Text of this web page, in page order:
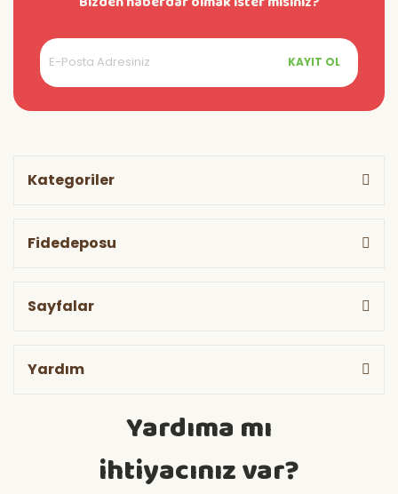
KAYIT OL
Kategoriler
Fidedeposu
Sayfalar
Yardım
Yardıma mı
ihtiyacınız var?